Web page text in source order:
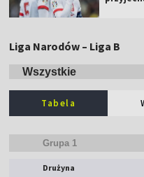
Liga Narodów – Liga B
Tabela
Drużyna